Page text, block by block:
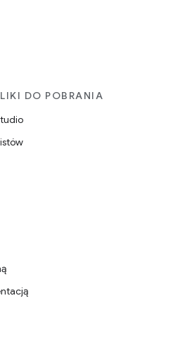
DO POBRANIA